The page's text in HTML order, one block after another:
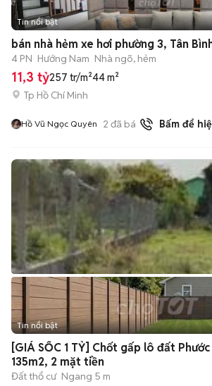
Tin nổi bật
bán nhà hẻm xe hơi phường 3, Tân
4 PN Hướng Nam Nhà ngõ, hẻm
11,3 tỷ257 tr/m²44 m²
Tp Hồ Chí Minh
Hồ Vũ Ngọc Quyên 2 đã bán Bấm để
Tin nổi bật
[GIÁ SỐC 1 TỶ] Chốt gấp lô đất
135m2, 2 mặt tiền
Đất thổ cư Ngang 5 m